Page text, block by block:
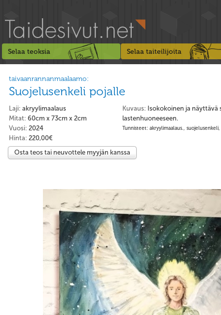
Selaa teoksia Selaa taiteilijoita
taivaanrannanmaalaamo:
Suojelusenkeli pojalle
Kuvaus: Isokokoinen ja
lastenhuoneeseen.
Tunnisteet: akryylimaalaus.,
Laji: akryylimaalaus
Mitat: 60cm x 73cm x 2cm
Vuosi: 2024
Hinta: 220,00€
Osta teos tai neuvottele myyjän kanssa